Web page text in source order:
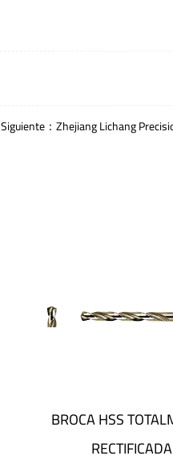
Siguiente：Zhejiang Lichang
BROCA HSS
RECTIFICADA